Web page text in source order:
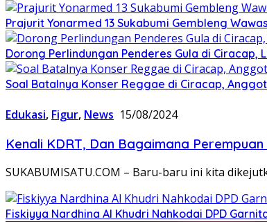
Prajurit Yonarmed 13 Sukabumi Gembleng
Dorong Perlindungan Penderes Gula di Ciracap,
Soal Batalnya Konser Reggae di Ciracap,
Edukasi, Figur, News 15/08/2024
Kenali KDRT, Dan Bagaimana
SUKABUMISATU.COM – Baru-baru ini kita
Fiskiyya Nardhina Al Khudri Nahkodai DPD